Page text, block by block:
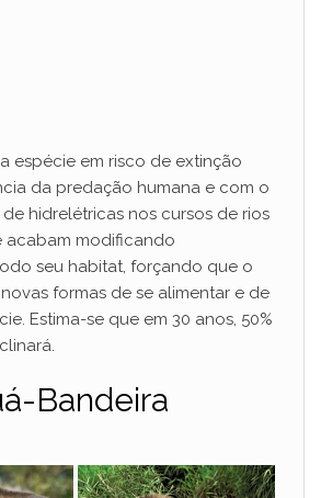
espécie em risco de extinção
da predação humana e com o
hidrelétricas nos cursos de rios
acabam modificando
seu habitat, forçando que o
formas de se alimentar e de
Estima-se que em 30 anos, 50%
Bandeira